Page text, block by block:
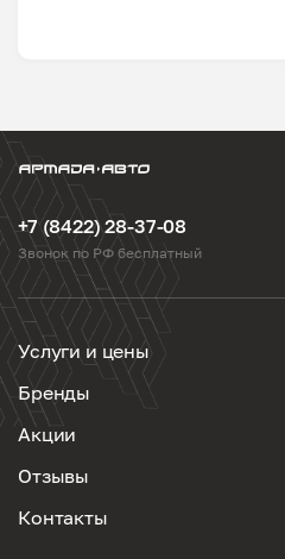
+7 (8422) 28-37-08
Звонок по РФ бесплатный
Услуги и цены
Бренды
Акции
Отзывы
Контакты